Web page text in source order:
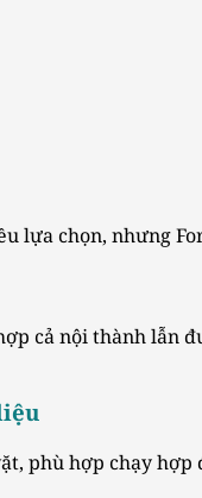
lựa chọn, nhưng
cả nội thành lẫn
phù hợp chạy